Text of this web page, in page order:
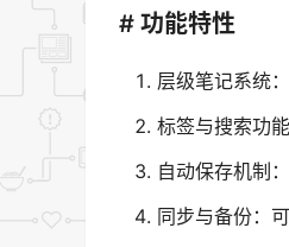
# 功能特性
层级笔记系统
标签与搜索功
自动保存机制
同步与备份：